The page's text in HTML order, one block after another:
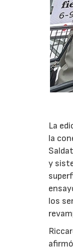
La
la
y
los